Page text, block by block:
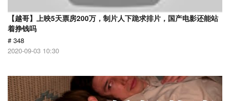
【越哥】上映5天票房200万，制片人下跪求排片，国产电影还能站
着挣钱吗
# 348
2020-09-03 10:30